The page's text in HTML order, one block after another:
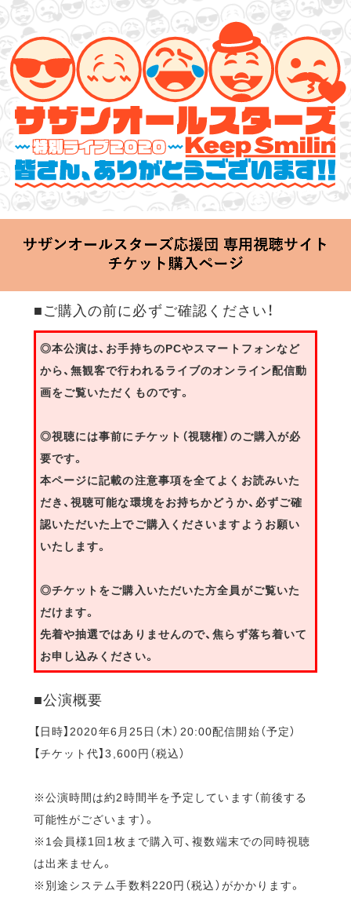
サザンオールスターズ 特別ライブ 2020
「Keep Smilin’～皆さん、ありがとうございます!!～」
2020.06.25 Thu 20:00 Start at 横浜アリーナ
■ご購入の前に必ずご確認ください！
◎本公演は、お手持ちのPCやスマートフォンなど
から、無観客で行われるライブのオンライン配信動
画をご覧いただくものです。
◎視聴には事前にチケット（視聴権）のご購入が必
要です。
本ページに記載の注意事項を全てよくお読みいた
だき、視聴可能な環境をお持ちかどうか、必ずご確
認いただいた上でご購入くださいますようお願い
いたします。
◎チケットをご購入いただいた方全員がご覧いた
だけます。
先着や抽選ではありませんので、焦らず落ち着いて
お申し込みください。
■公演概要
【日時】2020年6月25日（木）20:00配信開始（予定）
【チケット代】3,600円（税込）
※公演時間は約2時間半を予定しています（前後する
可能性がございます）。
※1会員様1回1枚まで購入可、複数端末での同時視聴
は出来ません。
※別途システム手数料220円（税込）がかかります。